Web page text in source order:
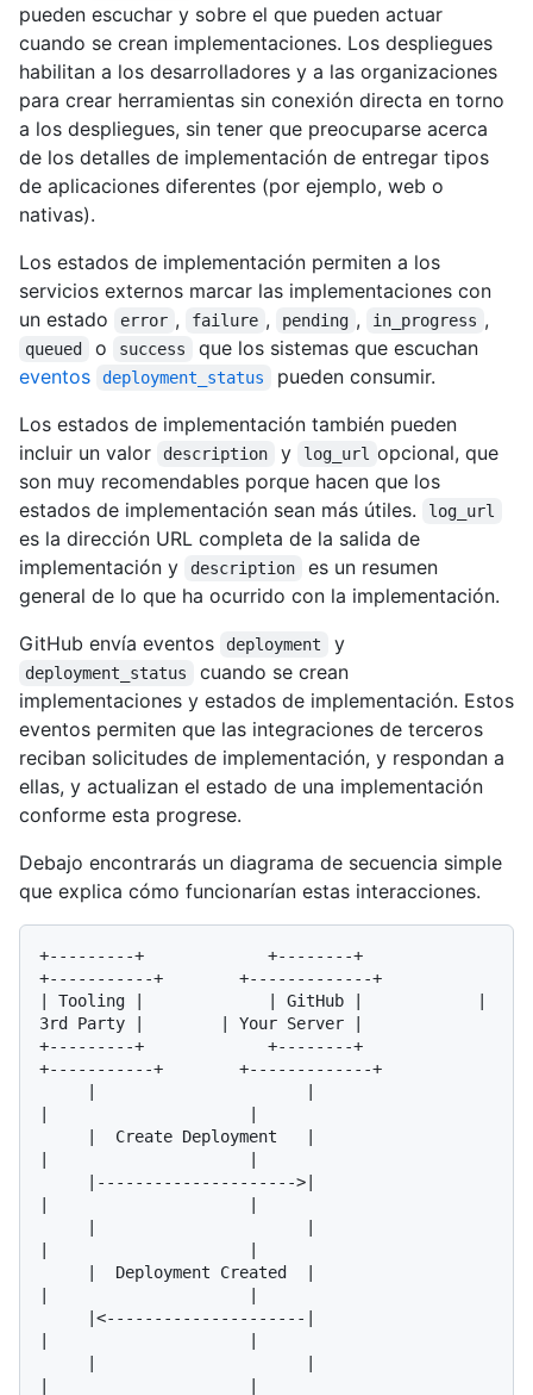
pueden escuchar y sobre el que pueden actuar
cuando se crean implementaciones. Los despliegues
habilitan a los desarrolladores y a las organizaciones
para crear herramientas sin conexión directa en torno
a los despliegues, sin tener que preocuparse acerca
de los detalles de implementación de entregar tipos
de aplicaciones diferentes (por ejemplo, web o
nativas).
Los estados de implementación permiten a los
servicios externos marcar las implementaciones con
un estado
error , failure , pending , in_progress ,
queued o success
que los sistemas que escuchan
eventos
deployment_status
pueden consumir.
Los estados de implementación también pueden
incluir un valor
description y log_url opcional, que
son muy recomendables porque hacen que los
estados de implementación sean más útiles.
log_url
es la dirección URL completa de la salida de
implementación y
description
es un resumen
general de lo que ha ocurrido con la implementación.
GitHub envía eventos
deployment y
deployment_status
cuando se crean
implementaciones y estados de implementación. Estos
eventos permiten que las integraciones de terceros
reciban solicitudes de implementación, y respondan a
ellas, y actualizan el estado de una implementación
conforme esta progrese.
Debajo encontrarás un diagrama de secuencia simple
que explica cómo funcionarían estas interacciones.
+---------+             +--------+
+-----------+        +-------------+
| Tooling |             | GitHub |            |
3rd Party |        | Your Server |
+---------+             +--------+
+-----------+        +-------------+